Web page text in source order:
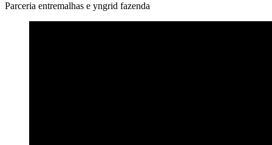
Parceria entremalhas e yngrid fazenda